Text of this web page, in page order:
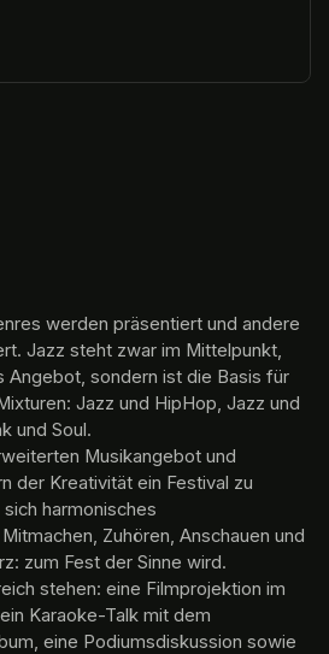
werden präsentiert und andere
Jazz steht zwar im Mittelpunkt,
Angebot, sondern ist die Basis für
Jazz und HipHop, Jazz und
und Soul.
Musikangebot und
der Kreativität ein Festival zu
harmonisches
Zuhören, Anschauen und
zum Fest der Sinne wird.
stehen: eine Filmprojektion im
Karaoke-Talk mit dem
eine Podiumsdiskussion sowie